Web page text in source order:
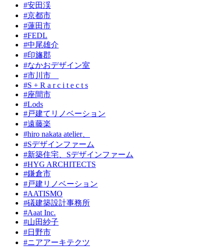
#安田渓
#京都市
#蓮田市
#FEDL
#中尾雄介
#印旛郡
#なかおデザイン室
#市川市
#S + R a r c i t e c t s
#座間市
#Lods
#戸建てリノベーション
#遠藤楽
#hiro nakata atelier、
#Sデザインファーム
#新築住宅、Sデザインファーム
#HYG ARCHITECTS
#鎌倉市
#戸建リノベーション
#AATISMO
#礒建築設計事務所
#Aaat Inc.
#山田紗子
#日野市
#ニアアーキテクツ